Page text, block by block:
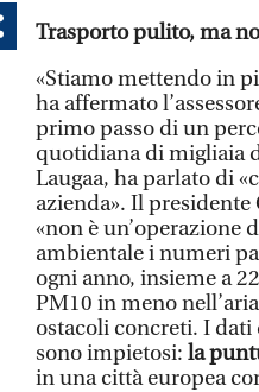
Trasporto pulito, ma
«Stiamo mettendo in
ha affermato
primo passo di un
quotidiana di migliaia
Laugaa, ha parlato di
azienda». Il
«non è un’operazione
ambientale i numeri
ogni anno, insieme a
PM10 in meno
ostacoli concreti. I dati
sono impietosi: la
in una città europea